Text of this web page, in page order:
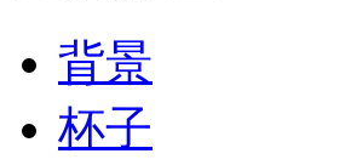
背景
杯子